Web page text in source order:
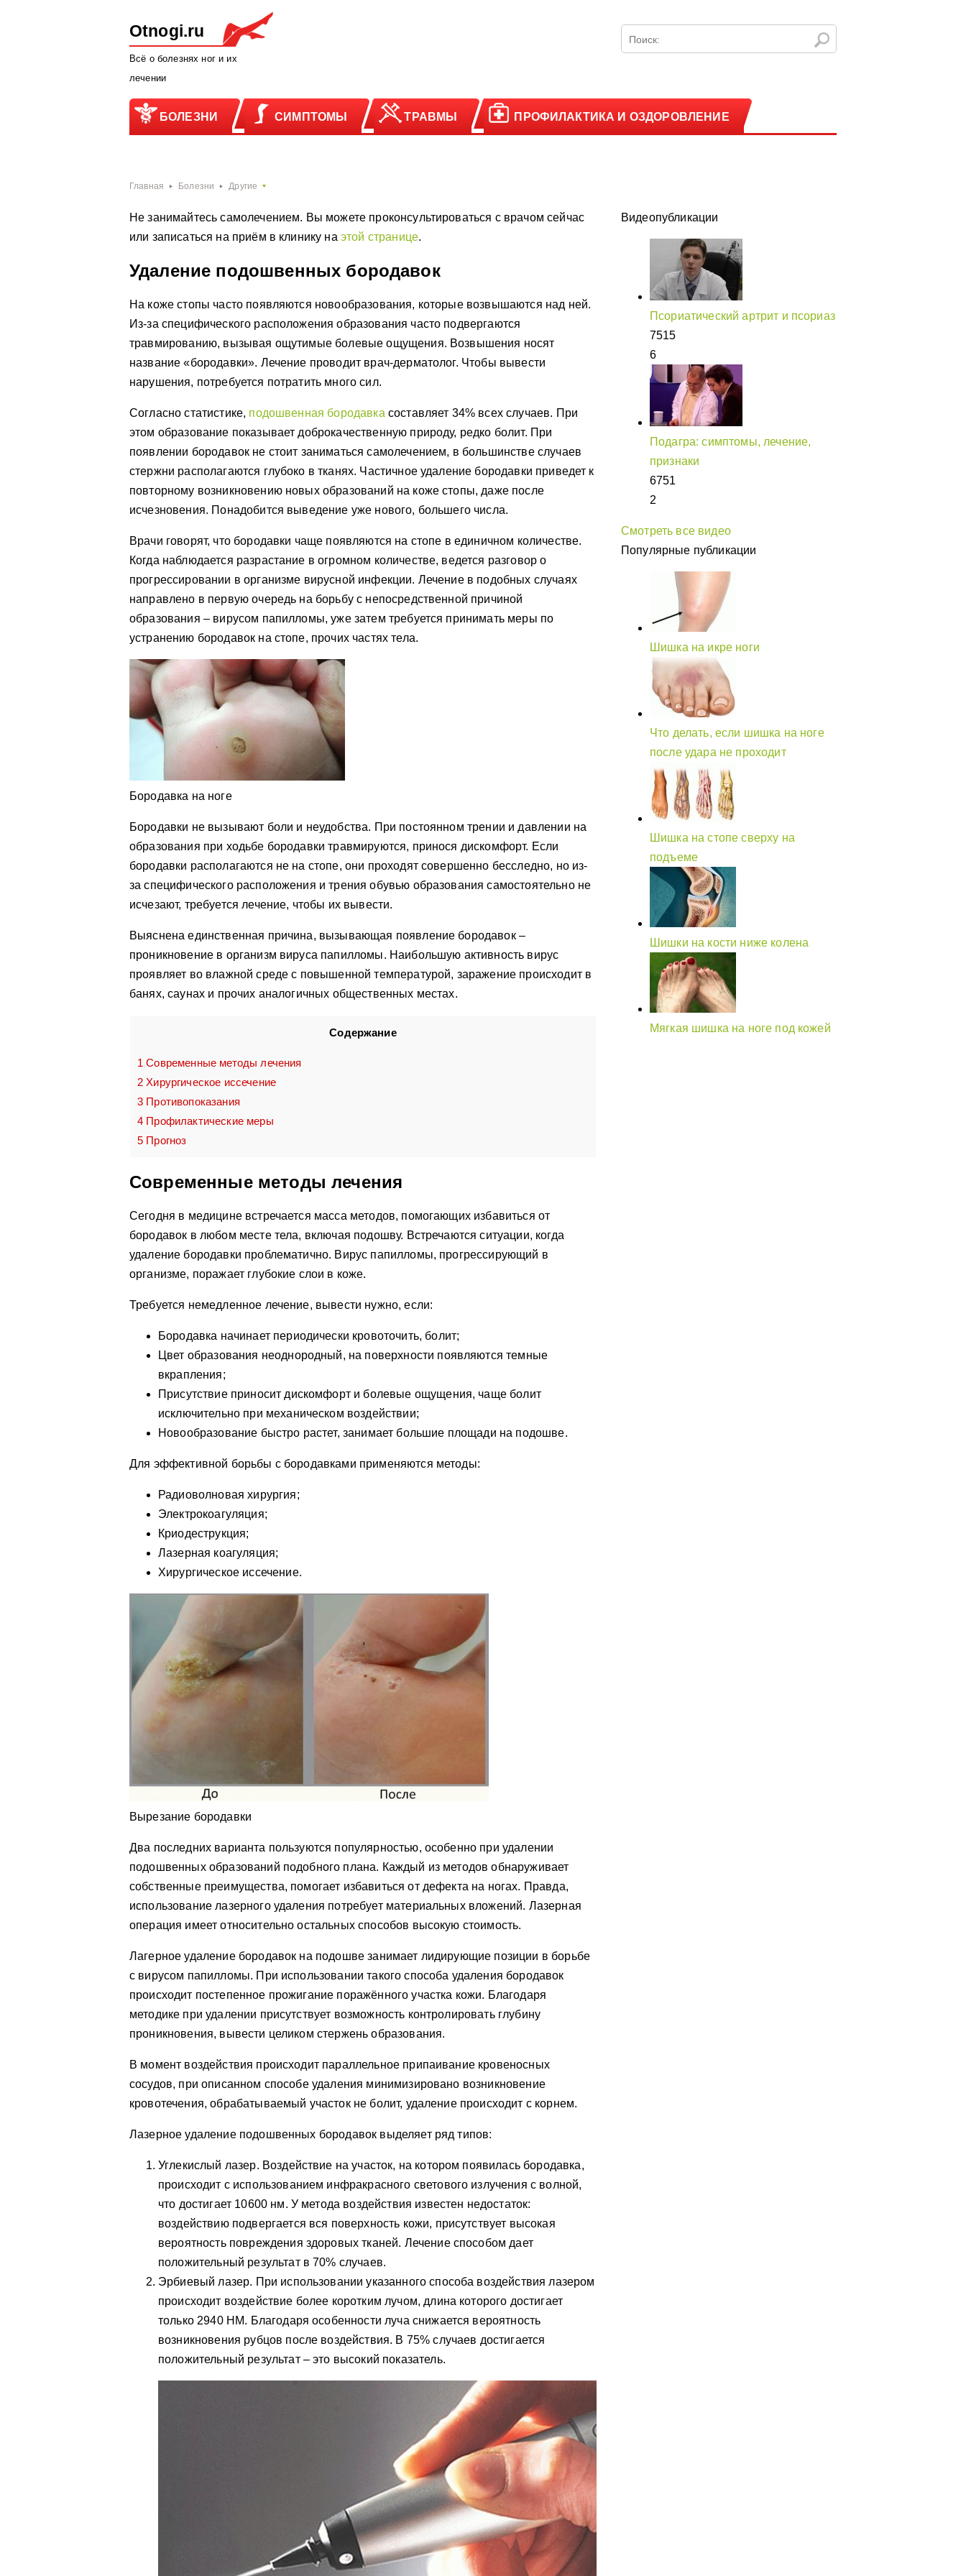
Otnogi.ru
Всё о болезнях ног и их
лечении
БОЛЕЗНИ СИМПТОМЫ ТРАВМЫ ПРОФИЛАКТИКА И ОЗДОРОВЛЕНИЕ
Главная Болезни Другие
Не занимайтесь самолечением. Вы можете проконсультироваться с врачом сейчас
или записаться на приём в клинику на этой странице.
Удаление подошвенных бородавок
На коже стопы часто появляются новообразования, которые возвышаются над ней.
Из-за специфического расположения образования часто подвергаются
травмированию, вызывая ощутимые болевые ощущения. Возвышения носят
название «бородавки». Лечение проводит врач-дерматолог. Чтобы вывести
нарушения, потребуется потратить много сил.
Согласно статистике, подошвенная бородавка составляет 34% всех случаев. При
этом образование показывает доброкачественную природу, редко болит. При
появлении бородавок не стоит заниматься самолечением, в большинстве случаев
стержни располагаются глубоко в тканях. Частичное удаление бородавки приведет к
повторному возникновению новых образований на коже стопы, даже после
исчезновения. Понадобится выведение уже нового, большего числа.
Врачи говорят, что бородавки чаще появляются на стопе в единичном количестве.
Когда наблюдается разрастание в огромном количестве, ведется разговор о
прогрессировании в организме вирусной инфекции. Лечение в подобных случаях
направлено в первую очередь на борьбу с непосредственной причиной
образования – вирусом папилломы, уже затем требуется принимать меры по
устранению бородавок на стопе, прочих частях тела.
Бородавка на ноге
Бородавки не вызывают боли и неудобства. При постоянном трении и давлении на
образования при ходьбе бородавки травмируются, принося дискомфорт. Если
бородавки располагаются не на стопе, они проходят совершенно бесследно, но из-
за специфического расположения и трения обувью образования самостоятельно не
исчезают, требуется лечение, чтобы их вывести.
Выяснена единственная причина, вызывающая появление бородавок –
проникновение в организм вируса папилломы. Наибольшую активность вирус
проявляет во влажной среде с повышенной температурой, заражение происходит в
банях, саунах и прочих аналогичных общественных местах.
Содержание
1 Современные методы лечения
2 Хирургическое иссечение
3 Противопоказания
4 Профилактические меры
5 Прогноз
Современные методы лечения
Сегодня в медицине встречается масса методов, помогающих избавиться от
бородавок в любом месте тела, включая подошву. Встречаются ситуации, когда
удаление бородавки проблематично. Вирус папилломы, прогрессирующий в
организме, поражает глубокие слои в коже.
Требуется немедленное лечение, вывести нужно, если:
Бородавка начинает периодически кровоточить, болит;
Цвет образования неоднородный, на поверхности появляются темные
вкрапления;
Присутствие приносит дискомфорт и болевые ощущения, чаще болит
исключительно при механическом воздействии;
Новообразование быстро растет, занимает большие площади на подошве.
Для эффективной борьбы с бородавками применяются методы:
Радиоволновая хирургия;
Электрокоагуляция;
Криодеструкция;
Лазерная коагуляция;
Хирургическое иссечение.
Вырезание бородавки
Два последних варианта пользуются популярностью, особенно при удалении
подошвенных образований подобного плана. Каждый из методов обнаруживает
собственные преимущества, помогает избавиться от дефекта на ногах. Правда,
использование лазерного удаления потребует материальных вложений. Лазерная
операция имеет относительно остальных способов высокую стоимость.
Лагерное удаление бородавок на подошве занимает лидирующие позиции в борьбе
с вирусом папилломы. При использовании такого способа удаления бородавок
происходит постепенное прожигание поражённого участка кожи. Благодаря
методике при удалении присутствует возможность контролировать глубину
проникновения, вывести целиком стержень образования.
В момент воздействия происходит параллельное припаивание кровеносных
сосудов, при описанном способе удаления минимизировано возникновение
кровотечения, обрабатываемый участок не болит, удаление происходит с корнем.
Лазерное удаление подошвенных бородавок выделяет ряд типов:
Углекислый лазер. Воздействие на участок, на котором появилась бородавка,
происходит с использованием инфракрасного светового излучения с волной,
что достигает 10600 нм. У метода воздействия известен недостаток:
воздействию подвергается вся поверхность кожи, присутствует высокая
вероятность повреждения здоровых тканей. Лечение способом дает
положительный результат в 70% случаев.
Эрбиевый лазер. При использовании указанного способа воздействия лазером
происходит воздействие более коротким лучом, длина которого достигает
только 2940 НМ. Благодаря особенности луча снижается вероятность
возникновения рубцов после воздействия. В 75% случаев достигается
положительный результат – это высокий показатель.
Видеопубликации
Псориатический артрит и псориаз
7515
6
Подагра: симптомы, лечение,
признаки
6751
2
Смотреть все видео
Популярные публикации
Шишка на икре ноги
Что делать, если шишка на ноге
после удара не проходит
Шишка на стопе сверху на
подъеме
Шишки на кости ниже колена
Мягкая шишка на ноге под кожей